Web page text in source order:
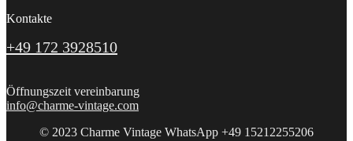
Kontakte
+49 172 3928510
Öffnungszeit vereinbarung
info@charme-vintage.com
© 2023 Charme Vintage WhatsApp +49 15212255206